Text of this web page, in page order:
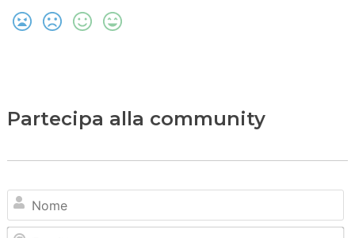
Partecipa alla community